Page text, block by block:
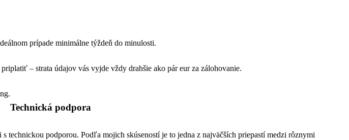
prípade minimálne týždeň do minulosti.
– strata údajov vás vyjde vždy drahšie ako pár eur za zálohovanie.
Technická podpora
technickou podporou. Podľa mojich skúseností je to jedna z najväčších priepastí medzi rôznymi